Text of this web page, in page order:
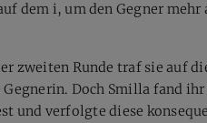
dem i, um den Gegner mehr
zweiten Runde traf sie auf
Doch Smilla fand
und verfolgte diese